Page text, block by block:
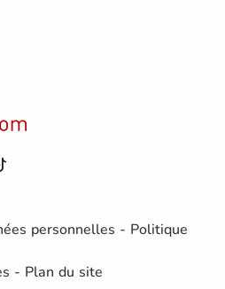
personnelles - Politique
- Plan du site